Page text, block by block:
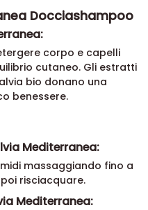
Docciashampoo
corpo e capelli
cutaneo. Gli estratti
bio donano una
benessere.
Mediterranea:
massaggiando fino a
risciacquare.
Mediterranea: